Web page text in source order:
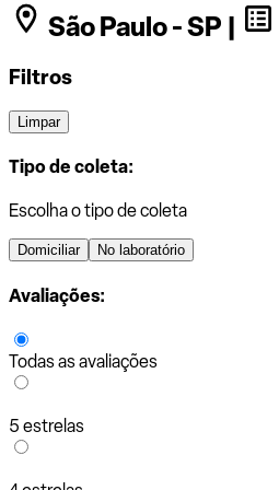
São Paulo - SP |
Filtros
Limpar
Tipo de coleta:
Escolha o tipo de coleta
Domiciliar No laboratório
Avaliações:
Todas as avaliações
5 estrelas